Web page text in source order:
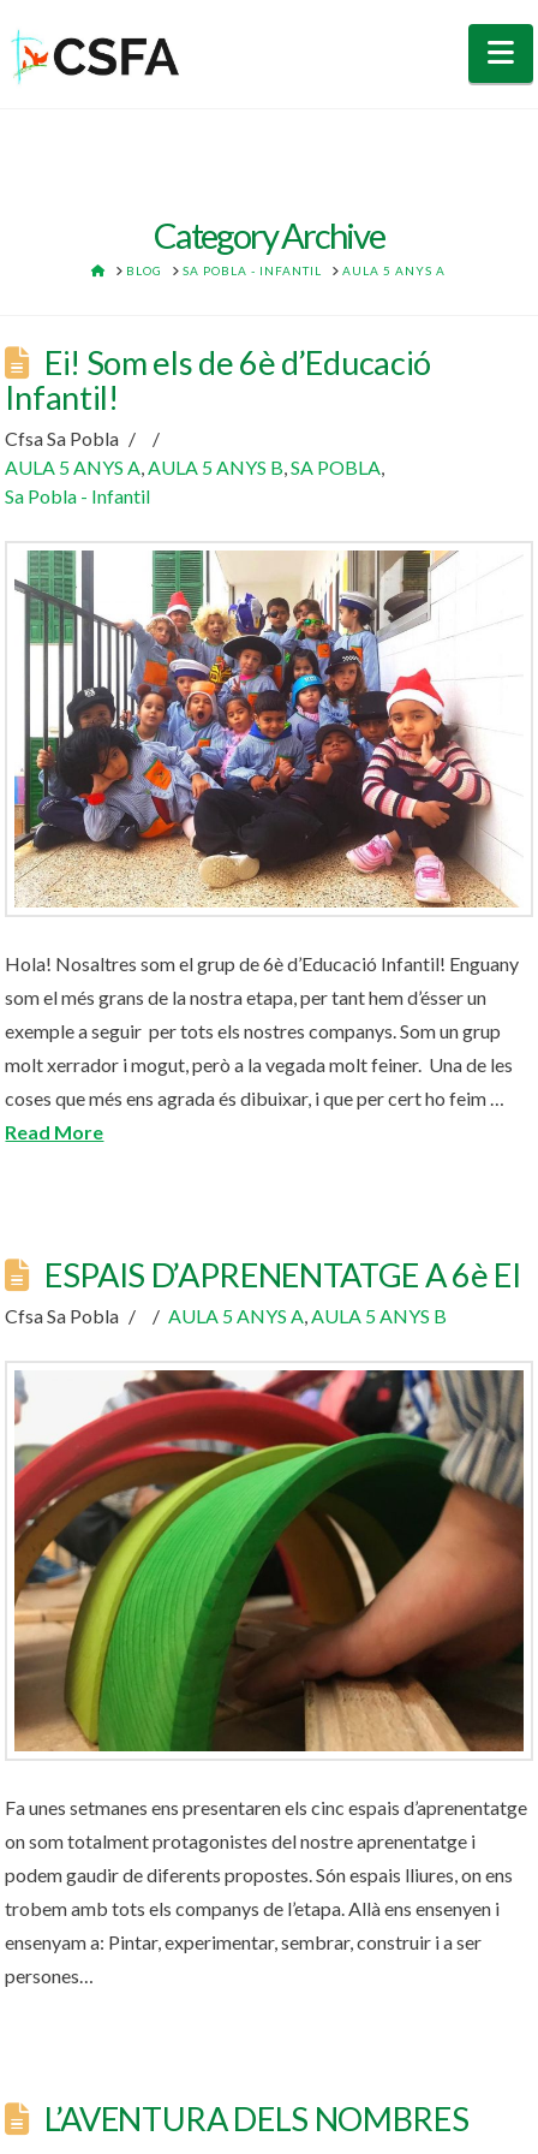
Category Archive
HOME
BLOG SA POBLA - INFANTIL AULA 5 ANYS A
Ei! Som els de 6è d’Educació
Infantil!
Cfsa Sa Pobla
AULA 5 ANYS A,AULA 5 ANYS B,SA POBLA,
Sa Pobla - Infantil
Hola! Nosaltres som el grup de 6è d’Educació Infantil! Enguany
som el més grans de la nostra etapa, per tant hem d’ésser un
exemple a seguir per tots els nostres companys. Som un grup
molt xerrador i mogut, però a la vegada molt feiner. Una de les
coses que més ens agrada és dibuixar, i que per cert ho feim …
Read More
ESPAIS D’APRENENTATGE A 6è EI
Cfsa Sa Pobla AULA 5 ANYS A,AULA 5 ANYS B
Fa unes setmanes ens presentaren els cinc espais d’aprenentatge
on som totalment protagonistes del nostre aprenentatge i
podem gaudir de diferents propostes. Són espais lliures, on ens
trobem amb tots els companys de l’etapa. Allà ens ensenyen i
ensenyam a: Pintar, experimentar, sembrar, construir i a ser
persones…
L’AVENTURA DELS NOMBRES